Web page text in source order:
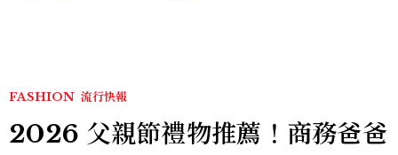
FASHION 流行快報
2026 父親節禮物推薦！商務爸爸